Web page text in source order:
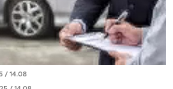
/ 14.08